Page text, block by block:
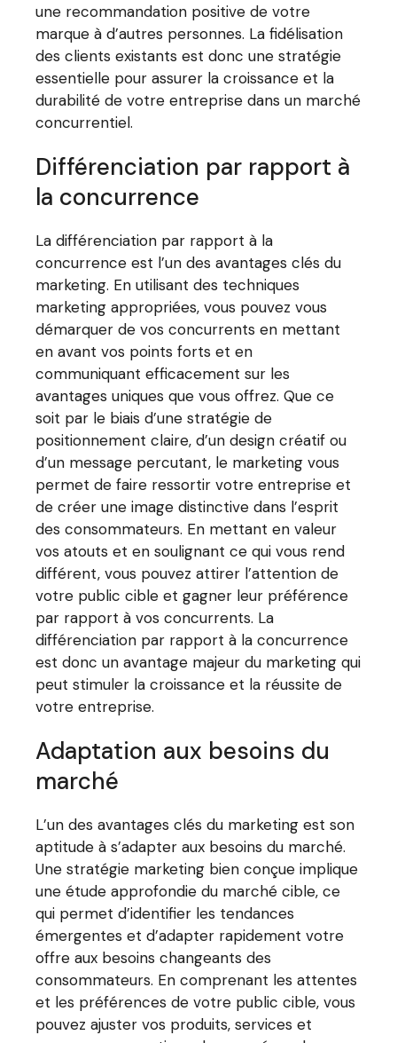
une recommandation positive de votre
marque à d’autres personnes. La fidélisation
des clients existants est donc une stratégie
essentielle pour assurer la croissance et la
durabilité de votre entreprise dans un marché
concurrentiel.
Différenciation par rapport à
la concurrence
La différenciation par rapport à la
concurrence est l’un des avantages clés du
marketing. En utilisant des techniques
marketing appropriées, vous pouvez vous
démarquer de vos concurrents en mettant
en avant vos points forts et en
communiquant efficacement sur les
avantages uniques que vous offrez. Que ce
soit par le biais d’une stratégie de
positionnement claire, d’un design créatif ou
d’un message percutant, le marketing vous
permet de faire ressortir votre entreprise et
de créer une image distinctive dans l’esprit
des consommateurs. En mettant en valeur
vos atouts et en soulignant ce qui vous rend
différent, vous pouvez attirer l’attention de
votre public cible et gagner leur préférence
par rapport à vos concurrents. La
différenciation par rapport à la concurrence
est donc un avantage majeur du marketing qui
peut stimuler la croissance et la réussite de
votre entreprise.
Adaptation aux besoins du
marché
L’un des avantages clés du marketing est son
aptitude à s’adapter aux besoins du marché.
Une stratégie marketing bien conçue implique
une étude approfondie du marché cible, ce
qui permet d’identifier les tendances
émergentes et d’adapter rapidement votre
offre aux besoins changeants des
consommateurs. En comprenant les attentes
et les préférences de votre public cible, vous
pouvez ajuster vos produits, services et